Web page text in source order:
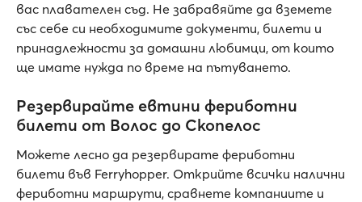
вас плавателен съд. Не забравяйте да вземете
със себе си необходимите документи, билети и
принадлежности за домашни любимци, от които
ще имате нужда по време на пътуването.
Резервирайте евтини фериботни
билети от Волос до Скопелос
Можете лесно да резервирате фериботни
билети във Ferryhopper. Открийте всички налични
фериботни маршрути, сравнете компаниите и